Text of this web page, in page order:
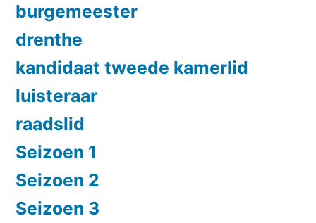
burgemeester
drenthe
kandidaat tweede kamerlid
luisteraar
raadslid
Seizoen 1
Seizoen 2
Seizoen 3